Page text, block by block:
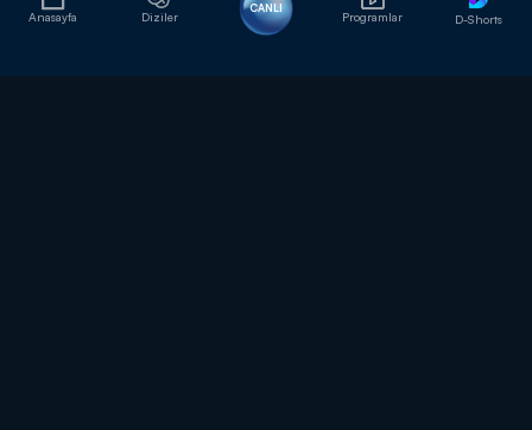
Anasayfa Diziler
CANLI
Programlar D-Shorts